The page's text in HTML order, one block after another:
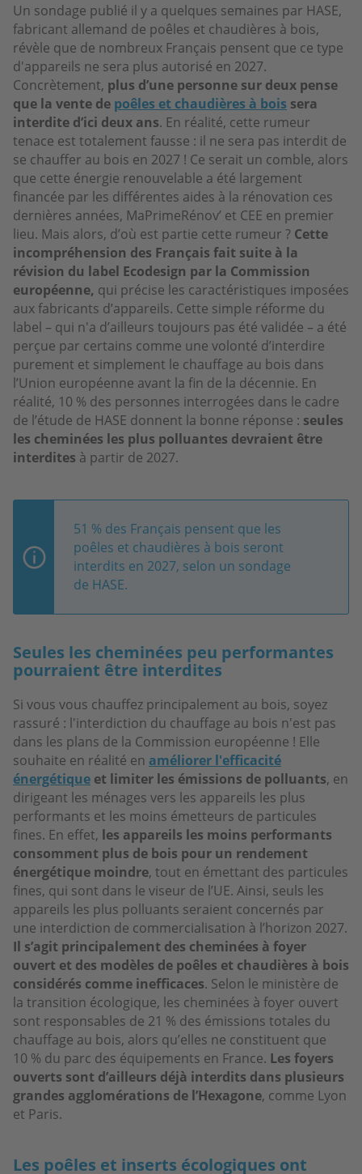
Un sondage publié il y a quelques semaines par HASE,
fabricant allemand de poêles et chaudières à bois,
révèle que de nombreux Français pensent que ce type
d'appareils ne sera plus autorisé en 2027.
Concrètement, plus d’une personne sur deux pense
que la vente de poêles et chaudières à bois sera
interdite d’ici deux ans. En réalité, cette rumeur
tenace est totalement fausse : il ne sera pas interdit de
se chauffer au bois en 2027 ! Ce serait un comble, alors
que cette énergie renouvelable a été largement
financée par les différentes aides à la rénovation ces
dernières années, MaPrimeRénov’ et CEE en premier
lieu. Mais alors, d’où est partie cette rumeur ? Cette
incompréhension des Français fait suite à la
révision du label Ecodesign par la Commission
européenne, qui précise les caractéristiques imposées
aux fabricants d’appareils. Cette simple réforme du
label – qui n'a d’ailleurs toujours pas été validée – a été
perçue par certains comme une volonté d’interdire
purement et simplement le chauffage au bois dans
l’Union européenne avant la fin de la décennie. En
réalité, 10 % des personnes interrogées dans le cadre
de l’étude de HASE donnent la bonne réponse : seules
les cheminées les plus polluantes devraient être
interdites à partir de 2027.
51 % des Français pensent que les
poêles et chaudières à bois seront
interdits en 2027, selon un sondage
de HASE.
Seules les cheminées peu performantes
pourraient être interdites
Si vous vous chauffez principalement au bois, soyez
rassuré : l'interdiction du chauffage au bois n'est pas
dans les plans de la Commission européenne ! Elle
souhaite en réalité en améliorer l'efficacité
énergétique et limiter les émissions de polluants, en
dirigeant les ménages vers les appareils les plus
performants et les moins émetteurs de particules
fines. En effet, les appareils les moins performants
consomment plus de bois pour un rendement
énergétique moindre, tout en émettant des particules
fines, qui sont dans le viseur de l’UE. Ainsi, seuls les
appareils les plus polluants seraient concernés par
une interdiction de commercialisation à l’horizon 2027.
Il s’agit principalement des cheminées à foyer
ouvert et des modèles de poêles et chaudières à bois
considérés comme inefficaces. Selon le ministère de
la transition écologique, les cheminées à foyer ouvert
sont responsables de 21 % des émissions totales du
chauffage au bois, alors qu’elles ne constituent que
10 % du parc des équipements en France. Les foyers
ouverts sont d’ailleurs déjà interdits dans plusieurs
grandes agglomérations de l’Hexagone, comme Lyon
et Paris.
Les poêles et inserts écologiques ont